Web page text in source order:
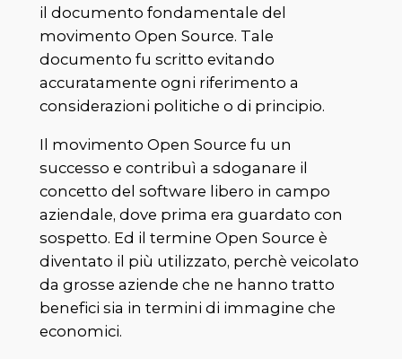
il documento fondamentale del
movimento Open Source. Tale
documento fu scritto evitando
accuratamente ogni riferimento a
considerazioni politiche o di principio.
Il movimento Open Source fu un
successo e contribuì a sdoganare il
concetto del software libero in campo
aziendale, dove prima era guardato con
sospetto. Ed il termine Open Source è
diventato il più utilizzato, perchè veicolato
da grosse aziende che ne hanno tratto
benefici sia in termini di immagine che
economici.